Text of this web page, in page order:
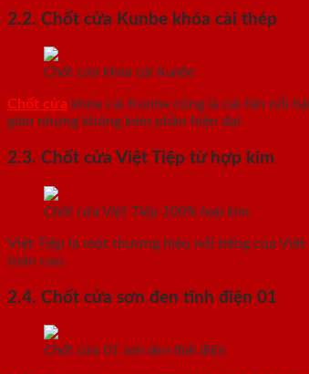
2.2. Chốt cửa Kunbe khóa cài thép
Chốt cửa khóa cài Kunbe
Chốt cửa khóa cài Kunbe cũng là cái tên nổi
giản nhưng không kém phần hiện đại
2.3. Chốt cửa Việt Tiệp từ hợp kim
Chốt cửa Việt Tiệp 100% hợp kim
Việt Tiệp là một thương hiệu nổi tiếng của
toàn cao.
2.4. Chốt cửa sơn đen tĩnh điện 01
Chốt cửa 01 sơn đen tĩnh điện